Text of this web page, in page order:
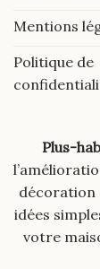
Mentions
Politique de
Plus-
décoration
idées
votre